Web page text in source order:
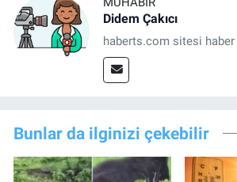
Didem Çakıcı
haberts.com sitesi
Bunlar da ilginizi çekebilir